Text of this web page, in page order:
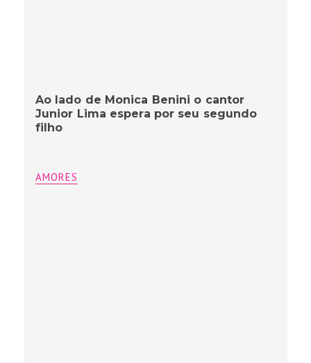
Ao lado de Monica Benini o cantor
Junior Lima espera por seu segundo
filho
AMORES